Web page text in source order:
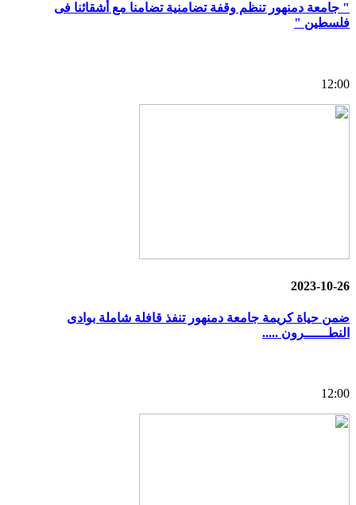
" جامعة دمنهور تنظم وقفة تضامنية تضامنا مع أشقائنا فى
فلسطين "
12:00
2023-10-26
ضمن حياة كريمة جامعة دمنهور تنفذ قافلة شاملة بوادى
النطــــــرون .....
12:00